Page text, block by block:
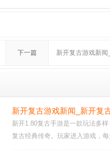
下一篇 新开复古游戏新
新开复古游戏新闻_新开复
新开1.80复古手游是一款玩法多
复古经典传奇。玩家进入游戏，